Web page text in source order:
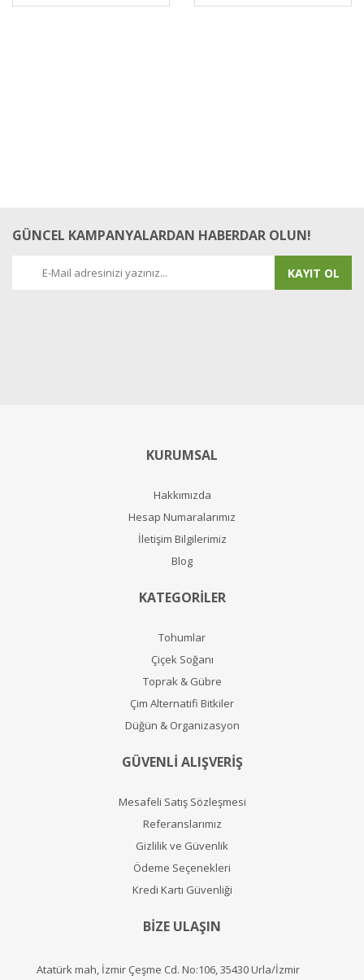
GÜNCEL KAMPANYALARDAN HABERDAR OLUN!
KAYIT OL
KURUMSAL
Hakkımızda
Hesap Numaralarımız
İletişim Bilgilerimiz
Blog
KATEGORİLER
Tohumlar
Çiçek Soğanı
Toprak & Gübre
Çim Alternatifi Bitkiler
Düğün & Organizasyon
GÜVENLİ ALIŞVERİŞ
Mesafeli Satış Sözleşmesi
Referanslarımız
Gizlilik ve Güvenlik
Ödeme Seçenekleri
Kredi Kartı Güvenliği
BİZE ULAŞIN
Atatürk mah, İzmir Çeşme Cd. No:106, 35430 Urla/İzmir